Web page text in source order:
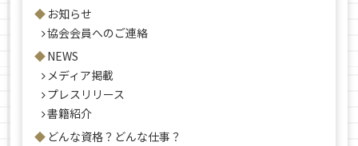
お知らせ
協会会員へのご連絡
NEWS
メディア掲載
プレスリリース
書籍紹介
どんな資格？どんな仕事？